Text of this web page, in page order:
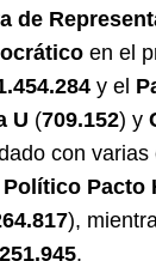
de
en el
y el
U (709.152) y
con
Pacto
),
251.945.